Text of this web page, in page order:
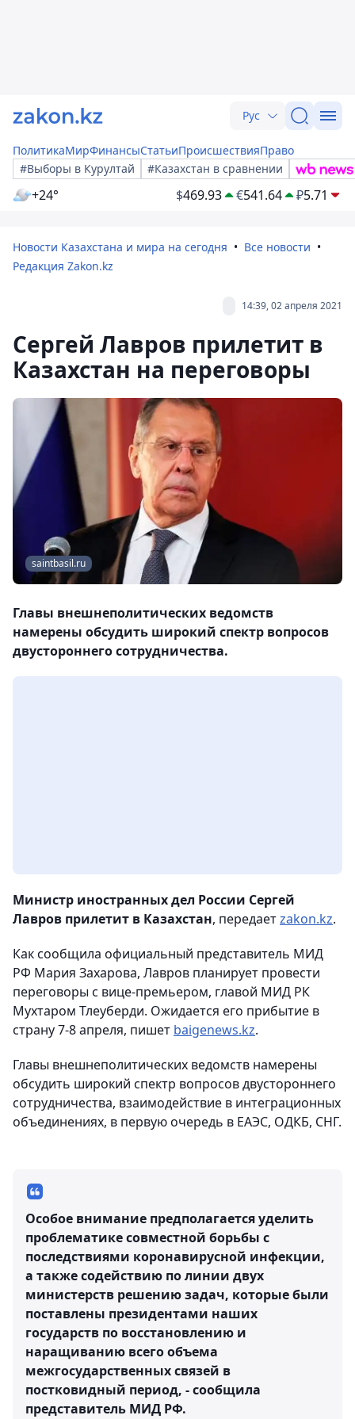
Рус
ПолитикаМирФинансыСтатьиПроисшествияПраво
#Выборы в Курултай
#Казахстан в сравнении
+24° $469.93 €541.64 ₽5.71
Новости Казахстана и мира на сегодня
Все новости
Редакция Zakon.kz
14:39, 02 апреля 2021
Сергей Лавров прилетит в
Казахстан на переговоры
saintbasil.ru
Главы внешнеполитических ведомств
намерены обсудить широкий спектр вопросов
двустороннего сотрудничества.
Министр иностранных дел России Сергей
Лавров прилетит в Казахстан, передаетzakon.kz.
Как сообщила официальный представитель МИД
РФ Мария Захарова, Лавров планирует провести
переговоры с вице-премьером, главой МИД РК
Мухтаром Тлеуберди. Ожидается его прибытие в
страну 7-8 апреля, пишет baigenews.kz.
Главы внешнеполитических ведомств намерены
обсудить широкий спектр вопросов двустороннего
сотрудничества, взаимодействие в интеграционных
объединениях, в первую очередь в ЕАЭС, ОДКБ, СНГ.
Особое внимание предполагается уделить
проблематике совместной борьбы с
последствиями коронавирусной инфекции,
а также содействию по линии двух
министерств решению задач, которые были
поставлены президентами наших
государств по восстановлению и
наращиванию всего объема
межгосударственных связей в
постковидный период, - сообщила
представитель МИД РФ.